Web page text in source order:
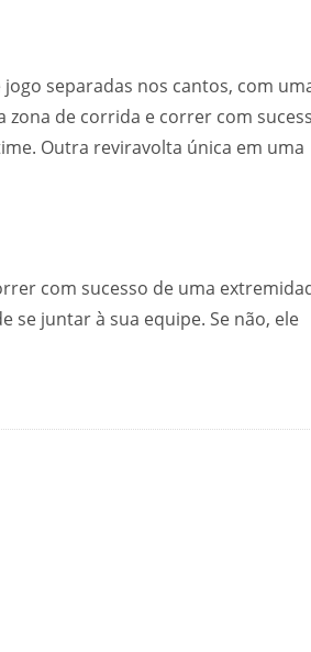
separadas nos cantos, com
de corrida e correr com
Outra reviravolta única em uma
com sucesso de uma
se juntar à sua equipe. Se não, ele